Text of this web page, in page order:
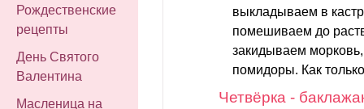
Рождественские
рецепты
День Святого
Валентина
Масленица на
выкладываем в
помешиваем до
закидываем
помидоры. Как
Четвёрка -